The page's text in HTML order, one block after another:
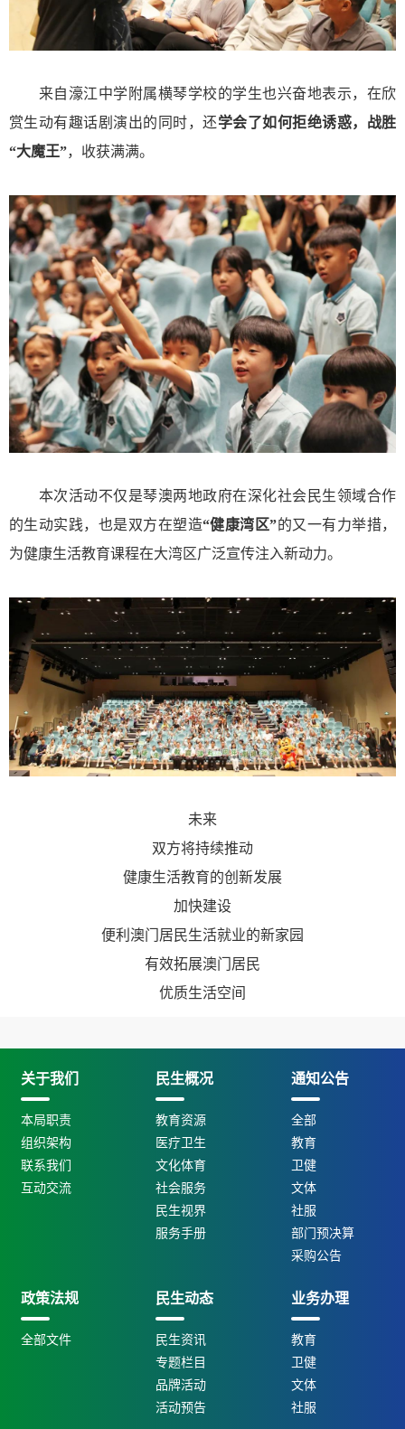
来自濠江中学附属横琴学校的学生也兴奋地表示，在欣
赏生动有趣话剧演出的同时，还学会了如何拒绝诱惑，战胜
“大魔王”，收获满满。
本次活动不仅是琴澳两地政府在深化社会民生领域合作
的生动实践，也是双方在塑造“健康湾区”的又一有力举措，
为健康生活教育课程在大湾区广泛宣传注入新动力。
未来
双方将持续推动
健康生活教育的创新发展
加快建设
便利 澳门居民生活就业的新家园
有效拓展澳门居民
优质生活空间
关于我们
本局职责
组织架构
联系我们
互动交流
民生概况
教育资源
医疗卫生
文化体育
社会服务
民生视界
服务手册
通知公告
全部
教育
卫健
文体
社服
部门预决算
采购公告
政策法规
全部文件
民生动态
民生资讯
专题栏目
品牌活动
活动预告
业务办理
教育
卫健
文体
社服